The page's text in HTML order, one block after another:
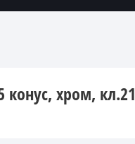
конус, хром, кл.21